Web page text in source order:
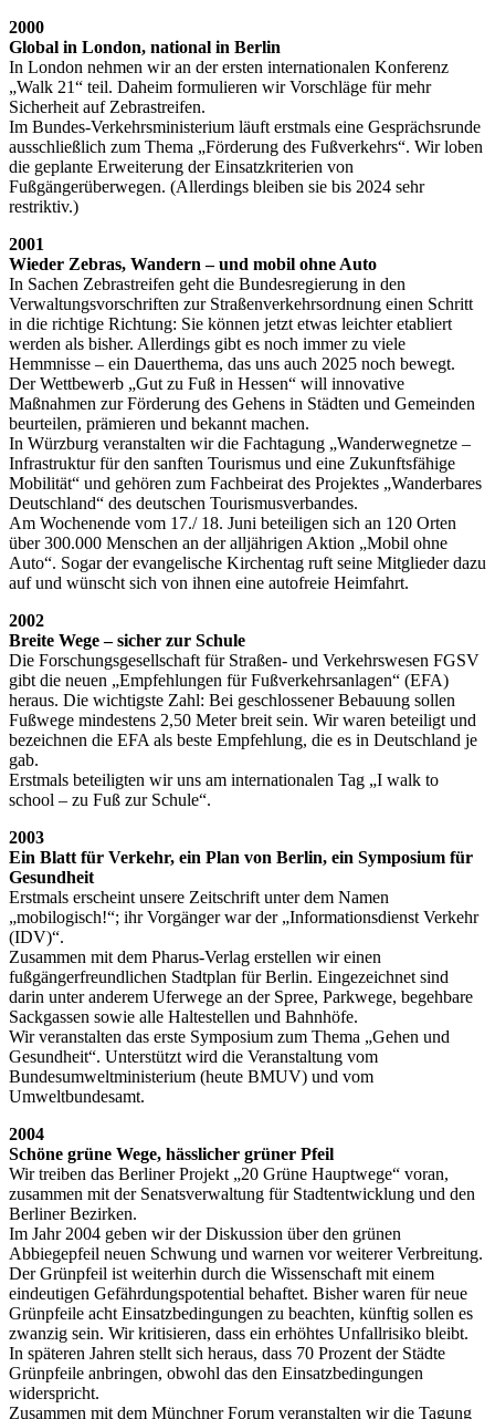
2000
Global in London, national in Berlin
In London nehmen wir an der ersten internationalen Konferenz
„Walk 21“ teil. Daheim formulieren wir Vorschläge für mehr
Sicherheit auf Zebrastreifen.
Im Bundes-Verkehrsministerium läuft erstmals eine Gesprächsrunde
ausschließlich zum Thema „Förderung des Fußverkehrs“. Wir loben
die geplante Erweiterung der Einsatzkriterien von
Fußgängerüberwegen. (Allerdings bleiben sie bis 2024 sehr
restriktiv.)
2001
Wieder Zebras, Wandern – und mobil ohne Auto
In Sachen Zebrastreifen geht die Bundesregierung in den
Verwaltungsvorschriften zur Straßenverkehrsordnung einen Schritt
in die richtige Richtung: Sie können jetzt etwas leichter etabliert
werden als bisher. Allerdings gibt es noch immer zu viele
Hemmnisse – ein Dauerthema, das uns auch 2025 noch bewegt.
Der Wettbewerb „Gut zu Fuß in Hessen“ will innovative
Maßnahmen zur Förderung des Gehens in Städten und Gemeinden
beurteilen, prämieren und bekannt machen.
In Würzburg veranstalten wir die Fachtagung „Wanderwegnetze –
Infrastruktur für den sanften Tourismus und eine Zukunftsfähige
Mobilität“ und gehören zum Fachbeirat des Projektes „Wanderbares
Deutschland“ des deutschen Tourismusverbandes.
Am Wochenende vom 17./ 18. Juni beteiligen sich an 120 Orten
über 300.000 Menschen an der alljährigen Aktion „Mobil ohne
Auto“. Sogar der evangelische Kirchentag ruft seine Mitglieder dazu
auf und wünscht sich von ihnen eine autofreie Heimfahrt.
2002
Breite Wege – sicher zur Schule
Die Forschungsgesellschaft für Straßen- und Verkehrswesen FGSV
gibt die neuen „Empfehlungen für Fußverkehrsanlagen“ (EFA)
heraus. Die wichtigste Zahl: Bei geschlossener Bebauung sollen
Fußwege mindestens 2,50 Meter breit sein. Wir waren beteiligt und
bezeichnen die EFA als beste Empfehlung, die es in Deutschland je
gab.
Erstmals beteiligten wir uns am internationalen Tag „I walk to
school – zu Fuß zur Schule“.
2003
Ein Blatt für Verkehr, ein Plan von Berlin, ein Symposium für
Gesundheit
Erstmals erscheint unsere Zeitschrift unter dem Namen
„mobilogisch!“; ihr Vorgänger war der „Informationsdienst Verkehr
(IDV)“.
Zusammen mit dem Pharus-Verlag erstellen wir einen
fußgängerfreundlichen Stadtplan für Berlin. Eingezeichnet sind
darin unter anderem Uferwege an der Spree, Parkwege, begehbare
Sackgassen sowie alle Haltestellen und Bahnhöfe.
Wir veranstalten das erste Symposium zum Thema „Gehen und
Gesundheit“. Unterstützt wird die Veranstaltung vom
Bundesumweltministerium (heute BMUV) und vom
Umweltbundesamt.
2004
Schöne grüne Wege, hässlicher grüner Pfeil
Wir treiben das Berliner Projekt „20 Grüne Hauptwege“ voran,
zusammen mit der Senatsverwaltung für Stadtentwicklung und den
Berliner Bezirken.
Im Jahr 2004 geben wir der Diskussion über den grünen
Abbiegepfeil neuen Schwung und warnen vor weiterer Verbreitung.
Der Grünpfeil ist weiterhin durch die Wissenschaft mit einem
eindeutigen Gefährdungspotential behaftet. Bisher waren für neue
Grünpfeile acht Einsatzbedingungen zu beachten, künftig sollen es
zwanzig sein. Wir kritisieren, dass ein erhöhtes Unfallrisiko bleibt.
In späteren Jahren stellt sich heraus, dass 70 Prozent der Städte
Grünpfeile anbringen, obwohl das den Einsatzbedingungen
widerspricht.
Zusammen mit dem Münchner Forum veranstalten wir die Tagung